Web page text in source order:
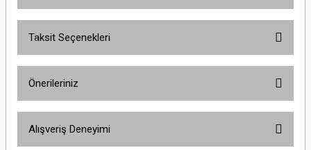
Taksit Seçenekleri
Önerileriniz
yetersiz gördüğünüz noktaları öneri formunu kullanarak tarafımıza
Alışveriş Deneyimi